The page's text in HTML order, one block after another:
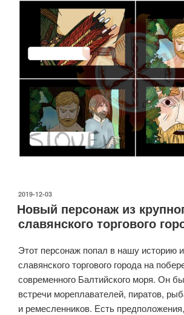
ОПУБЛИКОВАНО
2019-12-03
Новый персонаж из
славянского торгового
Этот персонаж попал в нашу историю
славянского торгового города на
современного Балтийского моря. Он
встречи мореплавателей, пиратов,
и ремесленников. Есть